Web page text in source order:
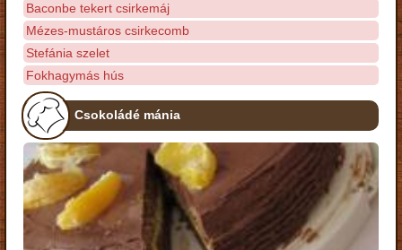
Baconbe tekert csirkemáj
Mézes-mustáros csirkecomb
Stefánia szelet
Fokhagymás hús
Csokoládé mánia